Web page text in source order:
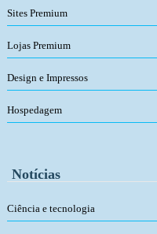
Sites Premium
Lojas Premium
Design e Impressos
Hospedagem
Notícias
Ciência e tecnologia